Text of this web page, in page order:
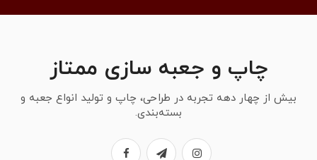
چاپ و جعبه سازی ممتاز
بیش از چهار دهه تجربه در طراحی، چاپ و تولید انواع جعبه و
بسته‌بندی.